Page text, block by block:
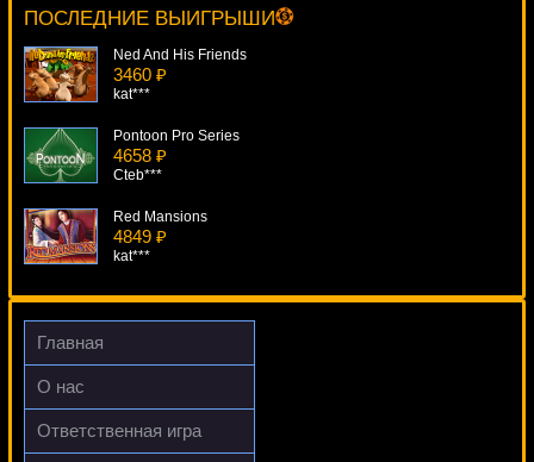
ПОСЛЕДНИЕ ВЫИГРЫШИ
ivan-lev***
Ned And His Friends
3460 ₽
kat***
Pontoon Pro Series
4658 ₽
Cteb***
Red Mansions
4849 ₽
kat***
Girls With Guns - Jungle Heat
595 ₽
Главная
О нас
Ответственная игра